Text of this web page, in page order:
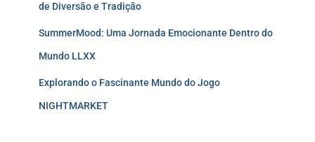
de Diversão e Tradição
SummerMood: Uma Jornada Emocionante Dentro do
Mundo LLXX
Explorando o Fascinante Mundo do Jogo
NIGHTMARKET